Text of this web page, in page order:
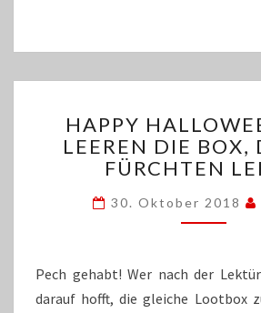
WIR
BOX,
DIE
LEHRT
HAPPY
LEEREN DIE BOX,
FÜRCHTEN
30. Oktober 2018
Pech gehabt! Wer nach der
darauf hofft, die gleiche Lootbox